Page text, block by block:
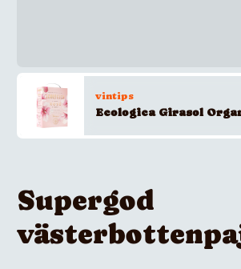
vintips
Ecologica Girasol
Supergod